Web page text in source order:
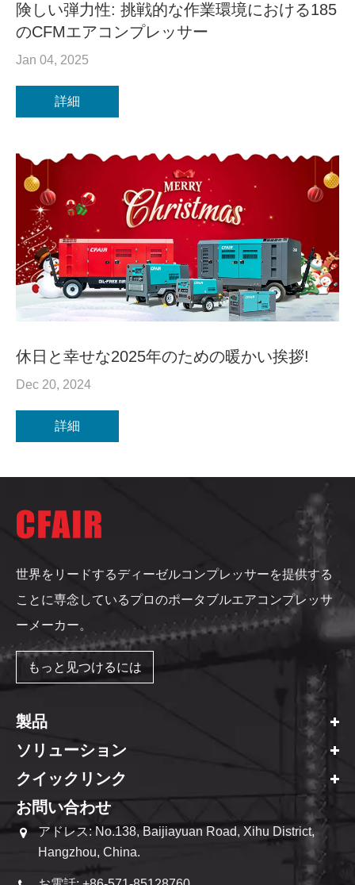
険しい弾力性: 挑戦的な作業環境における185
のCFMエアコンプレッサー
Jan 04, 2025
詳細
休日と幸せな2025年のための暖かい挨拶!
Dec 20, 2024
詳細
世界をリードするディーゼルコンプレッサーを提供する
ことに専念しているプロのポータブルエアコンプレッサ
ーメーカー。
もっと见つけるには
製品
ソリューション
クイックリンク
お問い合わせ
アドレス: No.138, Baijiayuan Road, Xihu District,
Hangzhou, China.